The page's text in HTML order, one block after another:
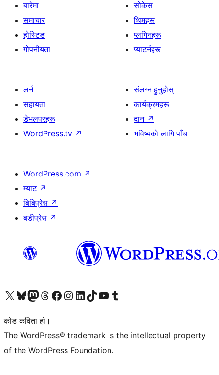
बारेमा
समाचार
होस्टिङ
गोपनीयता
सोकेस
थिमहरू
प्लगिनहरू
प्याटर्नहरू
लर्न
सहायता
डेभलपरहरू
WordPress.tv ↗
संलग्न हुनुहोस्
कार्यक्रमहरू
दान ↗
भविष्यको लागि पाँच
WordPress.com ↗
म्याट ↗
बिबिप्रेस ↗
बडीप्रेस ↗
हाम्रो X (पहिले ट्विटर) खातामा जानुहोस्
हाम्रो Bluesky खाता भ्रमण गर्नुहोस्
हाम्रो म्यास्टोडन खाता भ्रमण गर्नुहोस्
हाम्रो थ्रेड्स खातामा जानुहोस्
हाम्रो फेसबुक पेजमा जानुहोस्
हाम्रो इन्स्टाग्राम खातामा जानुहोस्
हाम्रो लिङ्क्डइन खातामा जानुहोस्
हाम्रो TikTok खाता भ्रमण गर्नुहोस्
हाम्रो युट्युब च्यानलमा जानुहोस्
हाम्रो टम्बलर खाता भ्रमण गर्नुहोस्
कोड कविता हो।
The WordPress® trademark is the intellectual property
of the WordPress Foundation.